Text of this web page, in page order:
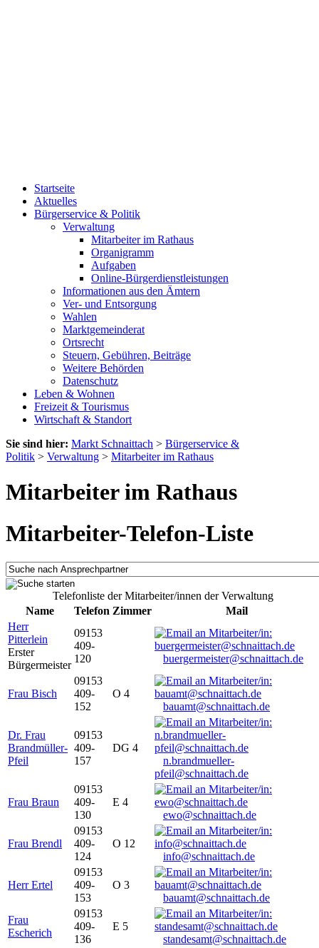
Startseite
Aktuelles
Bürgerservice & Politik
Verwaltung
Mitarbeiter im Rathaus
Organigramm
Aufgaben
Online-Bürgerdienstleistungen
Informationen aus den Ämtern
Ver- und Entsorgung
Wahlen
Marktgemeinderat
Ortsrecht
Steuern, Gebühren, Beiträge
Weitere Behörden
Datenschutz
Leben & Wohnen
Freizeit & Tourismus
Wirtschaft & Standort
Sie sind hier: Markt Schnaittach > Bürgerservice &
Politik > Verwaltung > Mitarbeiter im Rathaus
Mitarbeiter im Rathaus
Mitarbeiter-Telefon-Liste
Telefonliste der Mitarbeiter/innen der Verwaltung
Name
Telefon Zimmer
Mail
Herr
Pitterlein
Erster
Bürgermeister
09153
409-
120
buergermeister@schnaittach.de
Frau Bisch
09153
409-
152
O 4
bauamt@schnaittach.de
Dr. Frau
Brandmüller-
Pfeil
09153
409-
157
DG 4
n.brandmueller-
pfeil@schnaittach.de
Frau Braun
09153
409-
130
E 4
ewo@schnaittach.de
Frau Brendl
09153
409-
124
O 12
info@schnaittach.de
Herr Ertel
09153
409-
153
O 3
bauamt@schnaittach.de
Frau
Escherich
09153
409-
136
E 5
standesamt@schnaittach.de